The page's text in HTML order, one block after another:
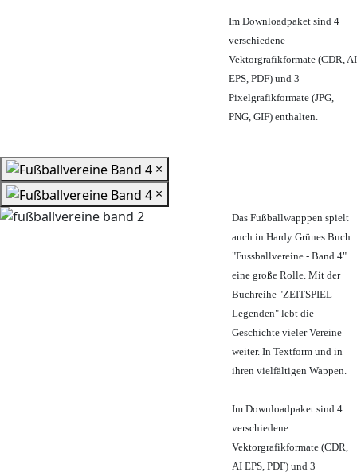
Im Downloadpaket sind 4
verschiedene
Vektorgrafikformate (CDR, AI
EPS, PDF) und 3
Pixelgrafikformate (JPG,
PNG, GIF) enthalten.
×
×
Das Fußballwapppen spielt
auch in Hardy Grünes Buch
"Fussballvereine - Band 4"
eine große Rolle. Mit der
Buchreihe "ZEITSPIEL-
Legenden" lebt die
Geschichte vieler Vereine
weiter. In Textform und in
ihren vielfältigen Wappen.
Im Downloadpaket sind 4
verschiedene
Vektorgrafikformate (CDR,
AI EPS, PDF) und 3